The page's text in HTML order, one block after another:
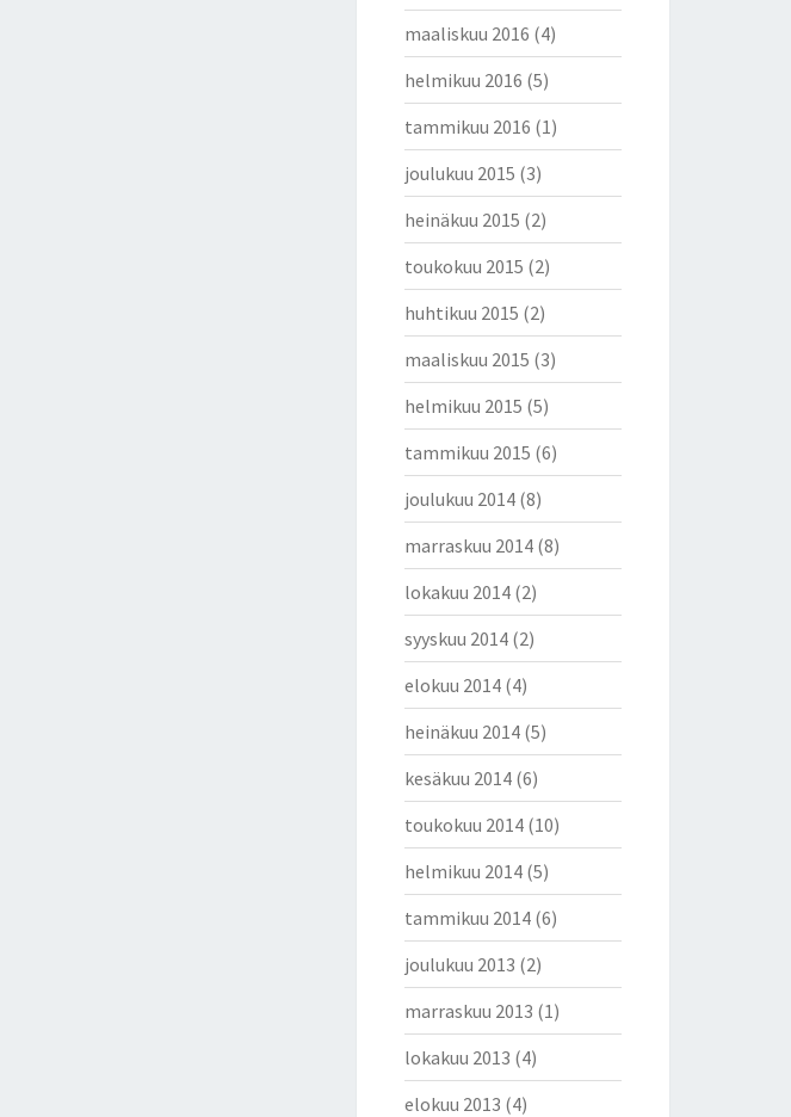
maaliskuu 2016 (4)
helmikuu 2016 (5)
tammikuu 2016 (1)
joulukuu 2015 (3)
heinäkuu 2015 (2)
toukokuu 2015 (2)
huhtikuu 2015 (2)
maaliskuu 2015 (3)
helmikuu 2015 (5)
tammikuu 2015 (6)
joulukuu 2014(8)
marraskuu 2014(8)
lokakuu 2014(2)
syyskuu 2014(2)
elokuu 2014(4)
heinäkuu 2014(5)
kesäkuu 2014(6)
toukokuu 2014(10)
helmikuu 2014(5)
tammikuu 2014(6)
joulukuu 2013 (2)
marraskuu 2013 (1)
lokakuu 2013 (4)
elokuu 2013 (4)